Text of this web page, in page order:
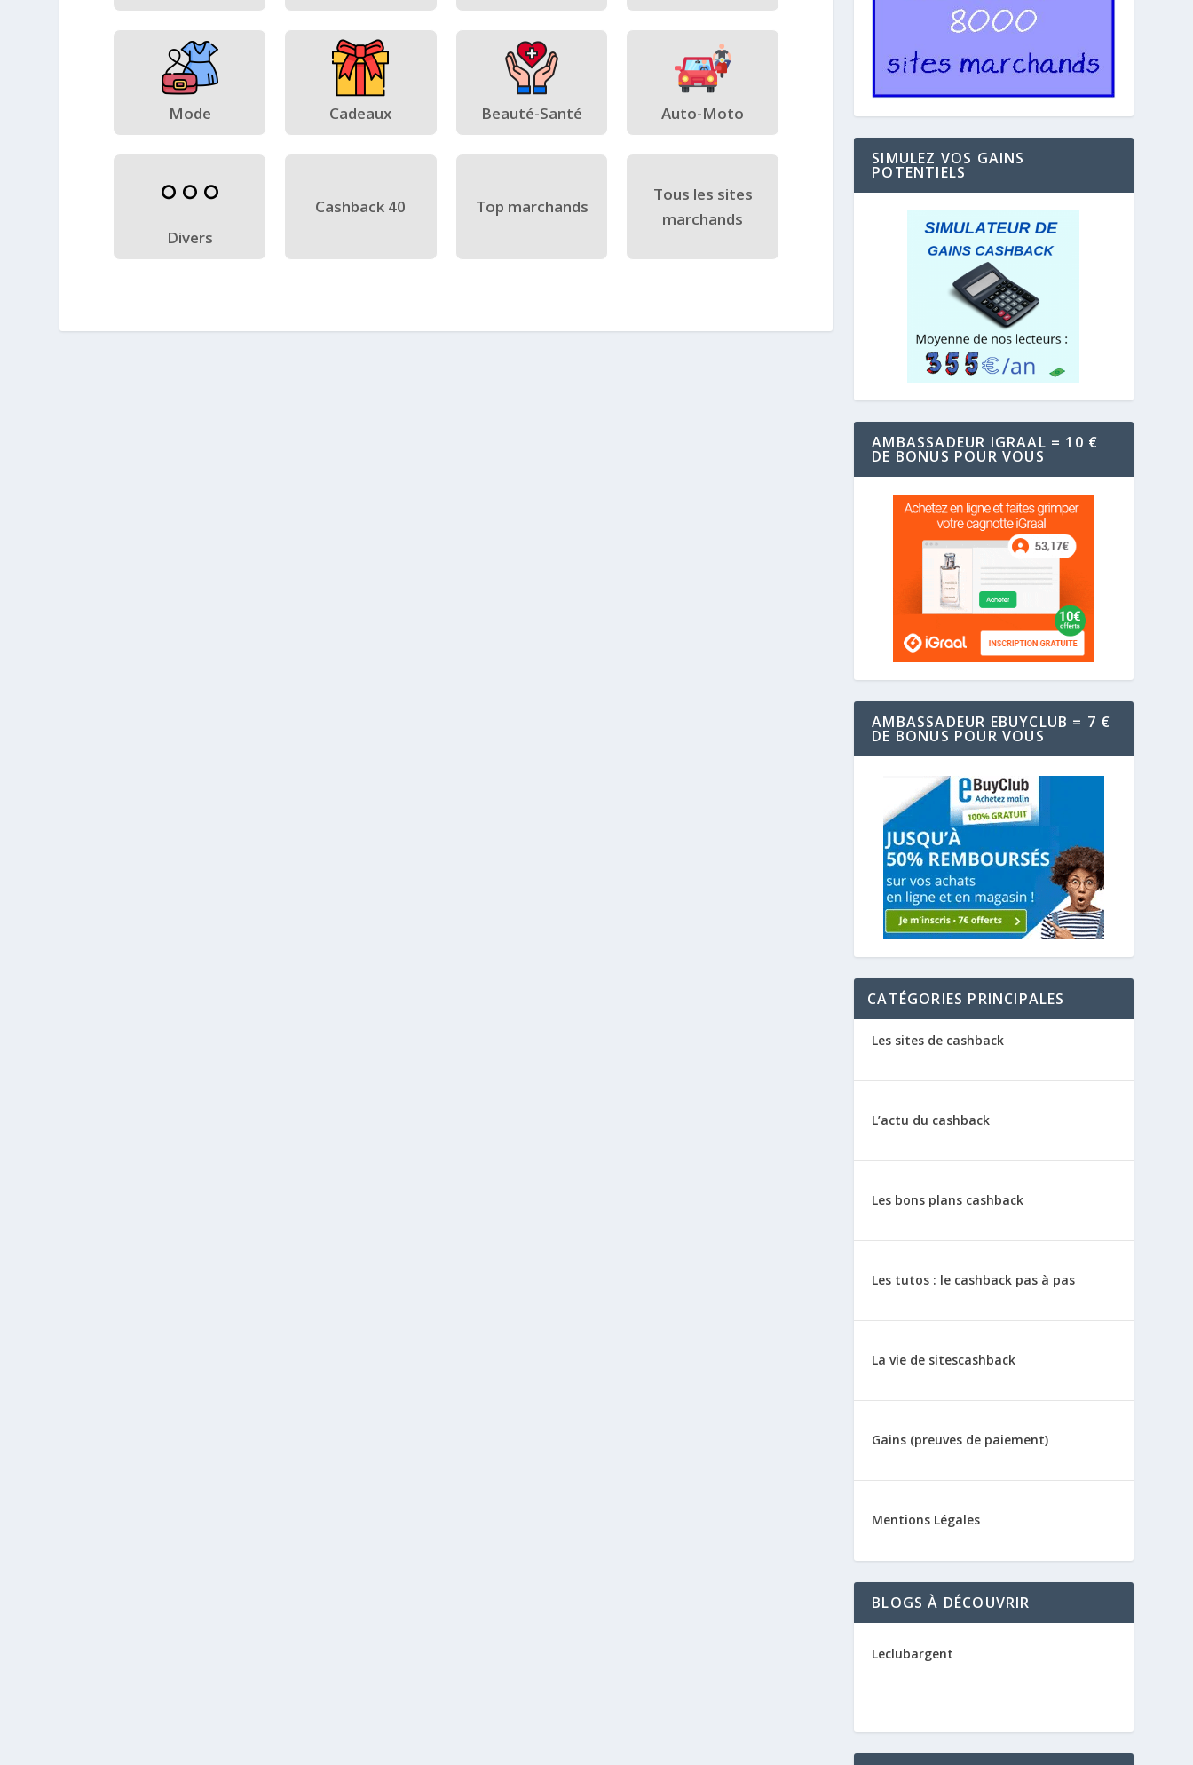
Mode Cadeaux Beauté-Santé Auto-Moto
Divers
Cashback 40 Top marchands
Tous les sites
marchands
SIMULEZ VOS GAINS
POTENTIELS
AMBASSADEUR IGRAAL = 10 €
DE BONUS POUR VOUS
AMBASSADEUR EBUYCLUB = 7 €
DE BONUS POUR VOUS
CATÉGORIES PRINCIPALES
Les sites de cashback
L’actu du cashback
Les bons plans cashback
Les tutos : le cashback pas à pas
La vie de sitescashback
Gains (preuves de paiement)
Mentions Légales
BLOGS À DÉCOUVRIR
Leclubargent